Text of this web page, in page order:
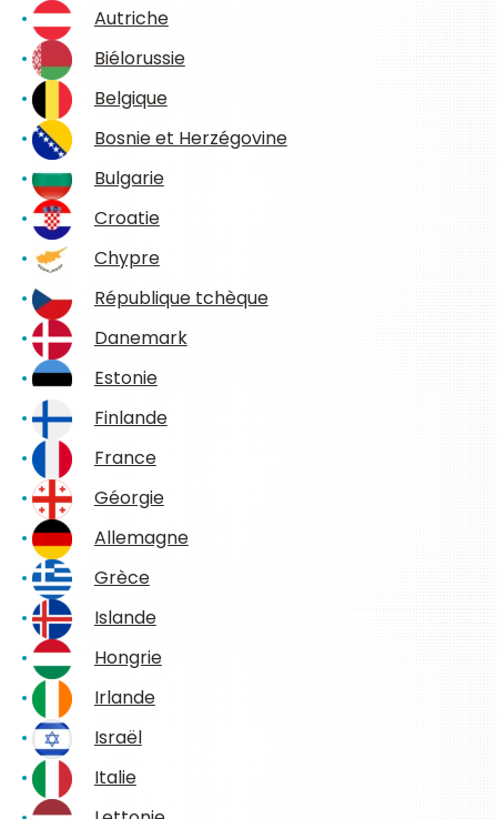
Autriche
Biélorussie
Belgique
Bosnie et Herzégovine
Bulgarie
Croatie
Chypre
République tchèque
Danemark
Estonie
Finlande
France
Géorgie
Allemagne
Grèce
Islande
Hongrie
Irlande
Israël
Italie